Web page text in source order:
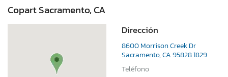
Copart Sacramento, CA
Dirección
8600 Morrison Creek Dr
Sacramento, CA 95828 1829
Teléfono